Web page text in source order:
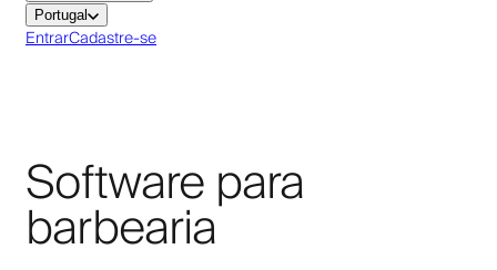
Portugal
EntrarCadastre-se
Software para
barbearia